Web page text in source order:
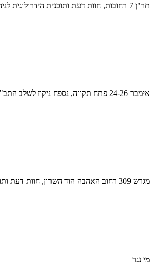
תר"ן 7 רחובות, חוות דעת ותוכנית הידרולוגית לניהול מי נגר
אימבר 24-26 פתח תקווה, נספח ניקוז לשלב התב"ע
מגרש 309 רחוב האהבה הוד השרון, חוות דעת
מי נגר